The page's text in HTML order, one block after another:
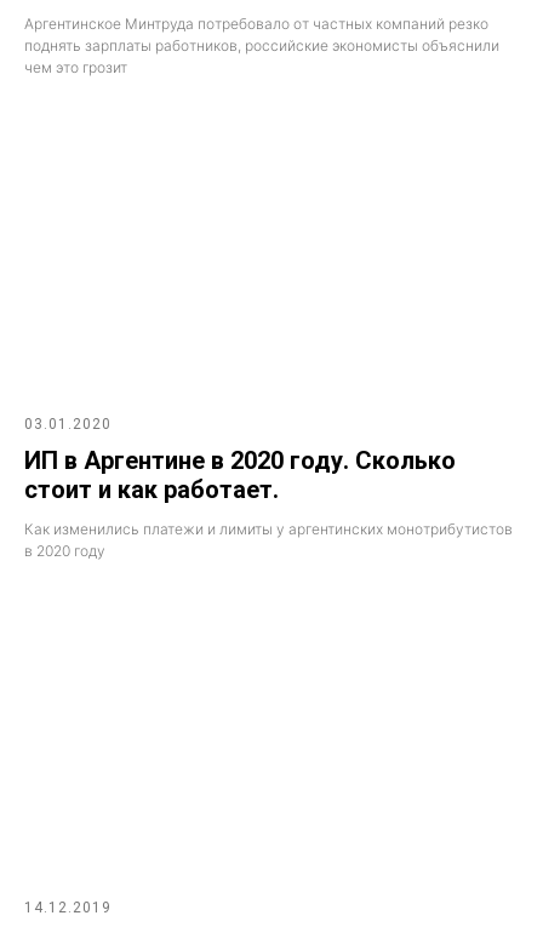
Аргентинское Минтруда потребовало от частных компаний резко
поднять зарплаты работников, российские экономисты объяснили
чем это грозит
03.01.2020
ИП в Аргентине в 2020 году. Сколько
стоит и как работает.
Как изменились платежи и лимиты у аргентинских монотрибутистов
в 2020 году
14.12.2019